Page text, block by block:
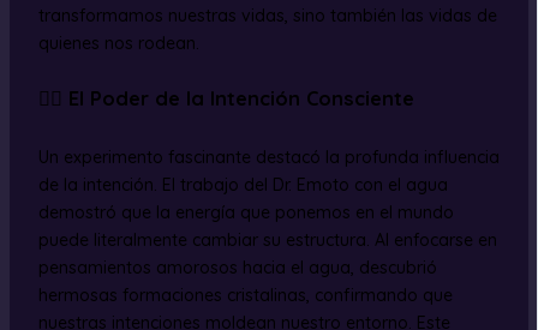
transformamos nuestras vidas, sino también las vidas de
quienes nos rodean.
🧘‍♀️ El Poder de la Intención Consciente
Un experimento fascinante destacó la profunda influencia
de la intención. El trabajo del Dr. Emoto con el agua
demostró que la energía que ponemos en el mundo
puede literalmente cambiar su estructura. Al enfocarse en
pensamientos amorosos hacia el agua, descubrió
hermosas formaciones cristalinas, confirmando que
nuestras intenciones moldean nuestro entorno. Este